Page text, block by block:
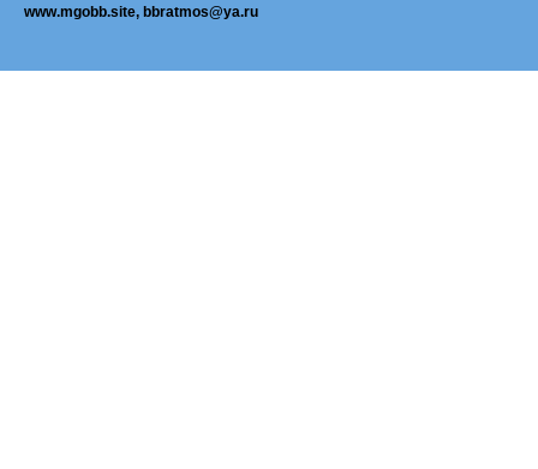
www.mgobb.site, bbratmos@ya.ru